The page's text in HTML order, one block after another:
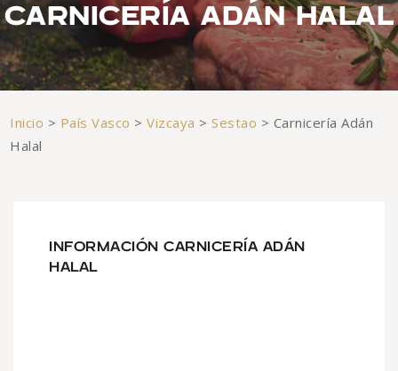
CARNICERÍA ADÁN HALAL
Inicio > País Vasco >Vizcaya >Sestao > Carnicería Adán
Halal
INFORMACIÓN CARNICERÍA ADÁN
HALAL